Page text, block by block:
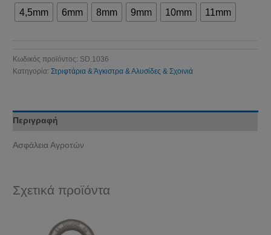
4,5mm 6mm 8mm 9mm 10mm 11mm
Κωδικός προϊόντος: SD.1036
Κατηγορία:Στριφτάρια & Άγκιστρα & Αλυσίδες & Σχοινιά
Περιγραφή
Ασφάλεια Αγροτών
Σχετικά προϊόντα